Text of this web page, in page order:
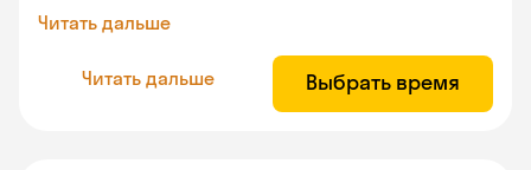
Читать дальше
Читать дальше Выбрать время